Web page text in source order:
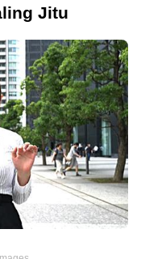
Jitu